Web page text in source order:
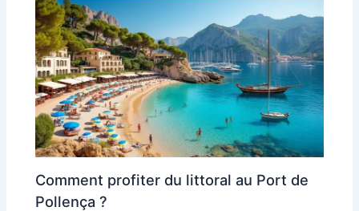
Comment profiter du littoral au Port de
Pollença ?